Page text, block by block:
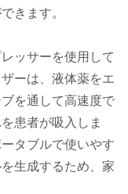
きます。
ッサーを使用して
ーは、液体薬をエ
を通して高速度で
患者が吸入しま
タブルで使いやす
生成するため、家